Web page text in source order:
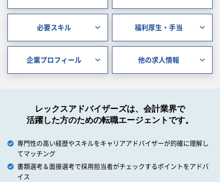
必要スキル 福利厚生・手当
企業プロフィール 他の求人情報
レックスアドバイザーズは、会計業界で
活躍した方のための転職エージェントです。
専門性の高い経歴やスキルをキャリアアドバイザーが的確に理解し
てマッチング
書類選考＆面接選考で採用担当者がチェックするポイントをアドバ
イス